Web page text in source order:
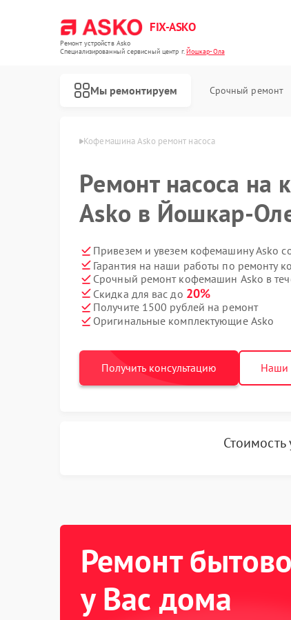
FIX-ASKO
Ремонт устройств Asko
Специализированный cервисный центр г.Йошкар-Ола
Мы ремонтируем Срочный ремонт
в Йошкар-Оле Кофемашина Asko ремонт насоса
Ремонт насоса на
Asko в Йошкар-
Привезем и увезем кофемашину Asko
Гарантия на наши работы по ремонту
Срочный ремонт кофемашин Asko в
Скидка для вас до 20%
Получите 1500 рублей на ремонт
Оригинальные комплектующие Asko
Получить консультацию Наши
Стоимость
Ремонт
у Вас дома